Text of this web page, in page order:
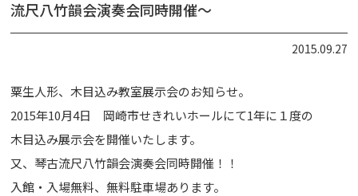
流尺八竹韻会演奏会同時開催～
2015.09.27
粟生人形、木目込み教室展示会のお知らせ。
2015年10月4日 岡崎市せきれいホールにて1年に１度の
木目込み展示会を開催いたします。
又、琴古流尺八竹韻会演奏会同時開催！！
入館・入場無料、無料駐車場あります。